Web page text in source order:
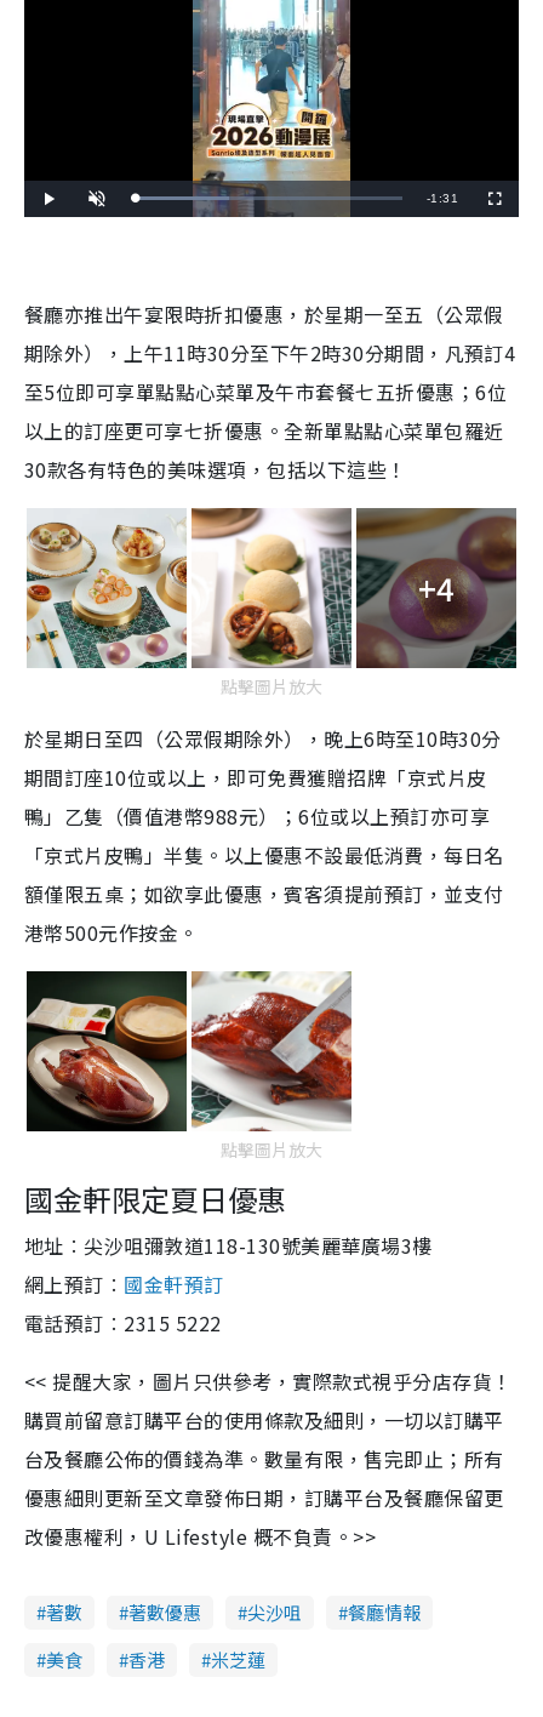
l
n
L
o
.
6
%
R
T
i
m
e
-1:31
u
n
餐廳亦推出午宴限時折扣優惠，於星期一至五（公眾假
期除外），上午11時30分至下午2時30分期間，凡預訂4
至5位即可享單點點心菜單及午市套餐七五折優惠；6位
以上的訂座更可享七折優惠。全新單點點心菜單包羅近
30款各有特色的美味選項，包括以下這些！
+4
點擊圖片放大
於星期日至四（公眾假期除外），晚上6時至10時30分
期間訂座10位或以上，即可免費獲贈招牌「京式片皮
鴨」乙隻（價值港幣988元）；6位或以上預訂亦可享
「京式片皮鴨」半隻。以上優惠不設最低消費，每日名
額僅限五桌；如欲享此優惠，賓客須提前預訂，並支付
港幣500元作按金。
點擊圖片放大
國金軒限定夏日優惠
地址︰尖沙咀彌敦道118-130號美麗華廣場3樓
網上預訂︰ 國金軒預訂
電話預訂︰2315 5222
<< 提醒大家，圖片只供參考，實際款式視乎分店存貨！
購買前留意訂購平台的使用條款及細則，一切以訂購平
台及餐廳公佈的價錢為準。數量有限，售完即止；所有
優惠細則更新至文章發佈日期，訂購平台及餐廳保留更
改優惠權利，U Lifestyle 概不負責。>>
著數 著數優惠 尖沙咀
餐廳情報
美食
香港 米芝蓮